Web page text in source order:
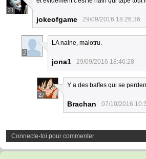
21
jokeofgame 29/09/2016 18:26:36
2
LA naine, malotru.
jona1 29/09/2016 18:46:28
27
Y a des baffes qui se
Brachan 07/10/2016
Connecte-toi pour commenter